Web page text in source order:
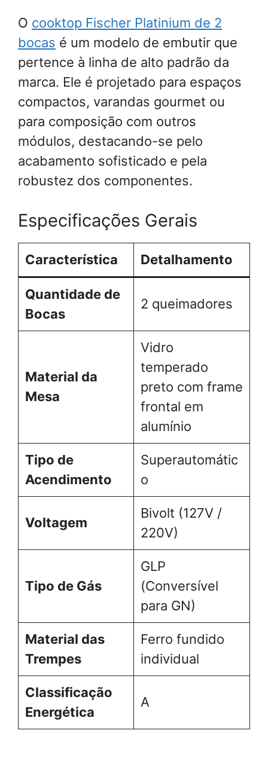
O cooktop Fischer Platinium de 2
bocas é um modelo de embutir que
pertence à linha de alto padrão da
marca. Ele é projetado para espaços
compactos, varandas gourmet ou
para composição com outros
módulos, destacando-se pelo
acabamento sofisticado e pela
robustez dos componentes.
Especificações Gerais
Característica Detalhamento
Quantidade de
Bocas
2 queimadores
Material da
Mesa
Vidro
temperado
preto com frame
frontal em
alumínio
Tipo de
Acendimento
Superautomátic
o
Voltagem
Bivolt (127V /
220V)
Tipo de Gás
GLP
(Conversível
para GN)
Material das
Trempes
Ferro fundido
individual
Classificação
Energética
A